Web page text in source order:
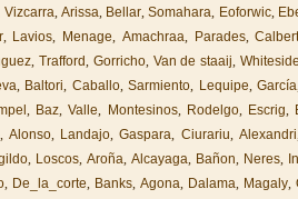
Vizcarra, Arissa, Bellar,Somahara, Eoforwic,
, Lavios, Menage, Amachraa, Parades,
,Trafford, Gorricho, Van de staaij,
, Baltori, Caballo,Sarmiento, Lequipe, García
, Baz,Valle, Montesinos, Rodelgo, Escrig,
, Alonso, Landajo,Gaspara, Ciurariu, Alexandri
, Loscos, Aroña, Alcayaga, Bañon, Neres,
, De_la_corte, Banks, Agona, Dalama, Magaly,